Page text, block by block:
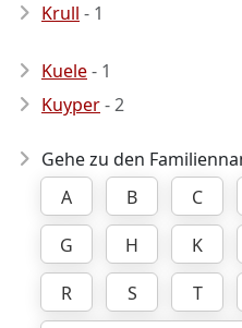
Krull - 1
Kuele- 1
Kuyper- 2
Gehe zu den
A
B C
G
H K
R
S T